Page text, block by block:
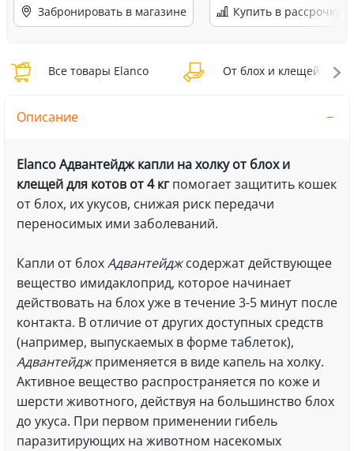
Забронировать в магазине Купить в рассрочку
Все товары Elanco От блох и клещей
Описание
Elanco Адвантейдж капли на холку от блох и
клещей для котов от 4 кгпомогает защитить кошек
от блох, их укусов, снижая риск передачи
переносимых ими заболеваний.
Капли от блохАдвантейджсодержат действующее
вещество имидаклоприд, которое начинает
действовать на блох уже в течение 3-5 минут после
контакта. В отличие от других доступных средств
(например, выпускаемых в форме таблеток),
Адвантейджприменяется в виде капель на холку.
Активное вещество распространяется по коже и
шерсти животного, действуя на большинство блох
до укуса. При первом применении гибель
паразитирующих на животном насекомых